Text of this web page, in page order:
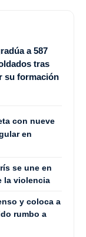
a 587
tras
su formación
con nueve
en
se une en
la violencia
y coloca a
rumbo a